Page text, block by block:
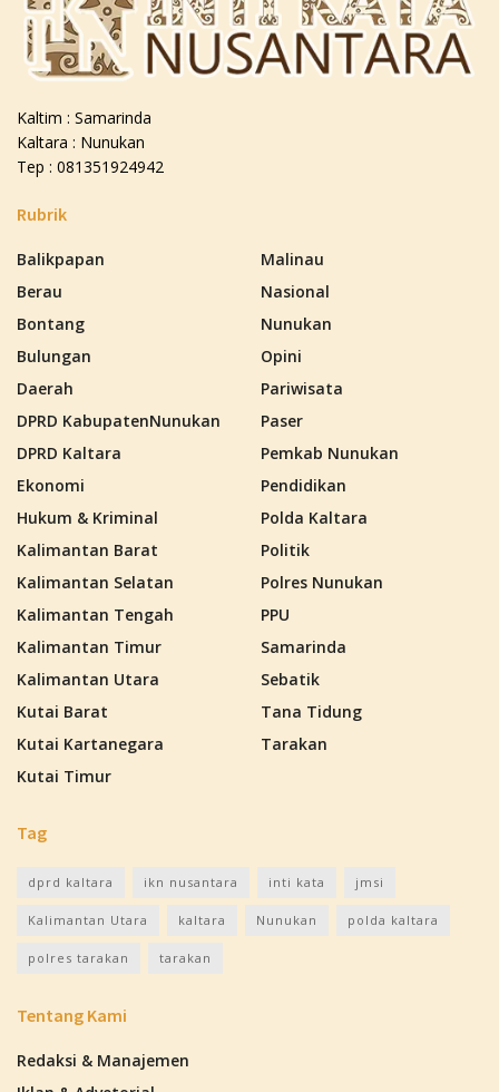
Kaltim : Samarinda
Kaltara : Nunukan
Tep : 081351924942
Rubrik
Balikpapan
Berau
Bontang
Bulungan
Daerah
DPRD KabupatenNunukan
DPRD Kaltara
Ekonomi
Hukum & Kriminal
Kalimantan Barat
Kalimantan Selatan
Kalimantan Tengah
Kalimantan Timur
Kalimantan Utara
Kutai Barat
Kutai Kartanegara
Kutai Timur
Malinau
Nasional
Nunukan
Opini
Pariwisata
Paser
Pemkab Nunukan
Pendidikan
Polda Kaltara
Politik
Polres Nunukan
PPU
Samarinda
Sebatik
Tana Tidung
Tarakan
Tag
dprd kaltara ikn nusantara inti kata jmsi
Kalimantan Utara kaltara Nunukan polda kaltara
polres tarakan tarakan
Tentang Kami
Redaksi & Manajemen